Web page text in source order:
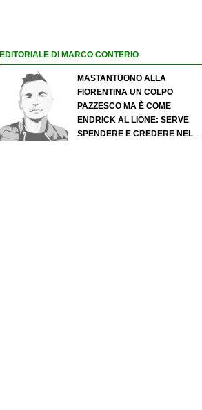
EDITORIALE DI MARCO CONTERIO
MASTANTUONO ALLA
FIORENTINA UN COLPO
PAZZESCO MA È COME
ENDRICK AL LIONE: SERVE
SPENDERE E CREDERE NELLO